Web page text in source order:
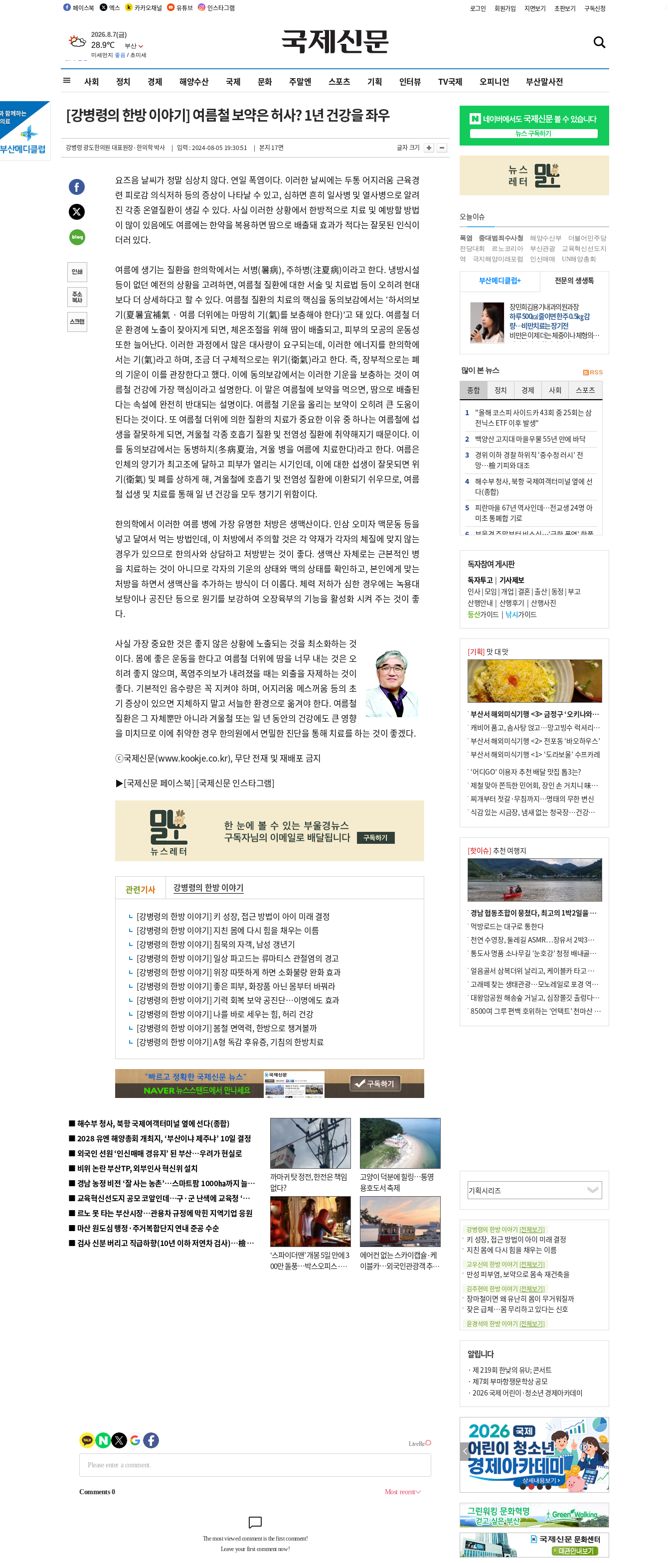
페이스북 엑스 카카오채널 유튜브 인스타그램 로그인 회원가입 지면보기 초판보기 구독신청
사회 정치 경제 해양수산 국제 문화 주말엔 스포츠 기획 인터뷰 TV국제 오피니언 부산말사전
[강병령의 한방 이야기] 여름철 보약은 허사? 1년 건강을 좌우
강병령 광도한의원 대표원장·한의학 박사 | 입력 : 2024-08-05 19:30:51 | 본지 17면 글자 크기
요즈음 날씨가 정말 심상치 않다. 연일 폭염이다. 이러한 날씨에는 두통 어지러움 근육경
련 피로감 의식저하 등의 증상이 나타날 수 있고, 심하면 흔히 일사병 및 열사병으로 알려
진 각종 온열질환이 생길 수 있다. 사실 이러한 상황에서 한방적으로 치료 및 예방할 방법
이 많이 있음에도 여름에는 한약을 복용하면 땀으로 배출돼 효과가 적다는 잘못된 인식이
더러 있다.
여름에 생기는 질환을 한의학에서는 서병(暑病), 주하병(注夏病)이라고 한다. 냉방시설
등이 없던 예전의 상황을 고려하면, 여름철 질환에 대한 서술 및 치료법 등이 오히려 현대
보다 더 상세하다고 할 수 있다. 여름철 질환의 치료의 핵심을 동의보감에서는 ‘하서의보
기(夏暑宜補氣 · 여름 더위에는 마땅히 기(氣)를 보충해야 한다)’고 돼 있다. 여름철 더
운 환경에 노출이 잦아지게 되면, 체온조절을 위해 땀이 배출되고, 피부의 모공의 운동성
또한 늘어난다. 이러한 과정에서 많은 대사량이 요구되는데, 이러한 에너지를 한의학에
서는 기(氣)라고 하며, 조금 더 구체적으로는 위기(衛氣)라고 한다. 즉, 장부적으로는 폐
의 기운이 이를 관장한다고 했다. 이에 동의보감에서는 이러한 기운을 보충하는 것이 여
름철 건강에 가장 핵심이라고 설명한다. 이 말은 여름철에 보약을 먹으면, 땀으로 배출된
다는 속설에 완전히 반대되는 설명이다. 여름철 기운을 올리는 보약이 오히려 큰 도움이
된다는 것이다. 또 여름철 더위에 의한 질환의 치료가 중요한 이유 중 하나는 여름철에 섭
생을 잘못하게 되면, 겨울철 각종 호흡기 질환 및 전염성 질환에 취약해지기 때문이다. 이
를 동의보감에서는 동병하치(冬病夏治, 겨울 병을 여름에 치료한다)라고 한다. 여름은
인체의 양기가 최고조에 달하고 피부가 열리는 시기인데, 이에 대한 섭생이 잘못되면 위
기(衛氣) 및 폐를 상하게 해, 겨울철에 호흡기 및 전염성 질환에 이환되기 쉬우므로, 여름
철 섭생 및 치료를 통해 일 년 건강을 모두 챙기기 위함이다.
한의학에서 이러한 여름 병에 가장 유명한 처방은 생맥산이다. 인삼 오미자 맥문동 등을
넣고 달여서 먹는 방법인데, 이 처방에서 주의할 것은 각 약재가 각자의 체질에 맞지 않는
경우가 있으므로 한의사와 상담하고 처방받는 것이 좋다. 생맥산 자체로는 근본적인 병
을 치료하는 것이 아니므로 각자의 기운의 상태와 맥의 상태를 확인하고, 본인에게 맞는
처방을 하면서 생맥산을 추가하는 방식이 더 이롭다. 체력 저하가 심한 경우에는 녹용대
보탕이나 공진단 등으로 원기를 보강하여 오장육부의 기능을 활성화 시켜 주는 것이 좋
다.
사실 가장 중요한 것은 좋지 않은 상황에 노출되는 것을 최소화하는 것
이다. 몸에 좋은 운동을 한다고 여름철 더위에 땀을 너무 내는 것은 오
히려 좋지 않으며, 폭염주의보가 내려졌을 때는 외출을 자제하는 것이
좋다. 기본적인 음수량은 꼭 지켜야 하며, 어지러움 메스꺼움 등의 초
기 증상이 있으면 지체하지 말고 서늘한 환경으로 옮겨야 한다. 여름철
질환은 그 자체뿐만 아니라 겨울철 또는 일 년 동안의 건강에도 큰 영향
을 미치므로 이에 취약한 경우 한의원에서 면밀한 진단을 통해 치료를 하는 것이 좋겠다.
ⓒ국제신문(www.kookje.co.kr), 무단 전재 및 재배포 금지
▶[국제신문 페이스북] [국제신문 인스타그램]
관련기사 강병령의 한방 이야기
[강병령의 한방 이야기] 키 성장, 접근 방법이 아이 미래 결정
[강병령의 한방 이야기] 지친 몸에 다시 힘을 채우는 이름
[강병령의 한방 이야기] 침묵의 자객, 남성 갱년기
[강병령의 한방 이야기] 일상 파고드는 류마티스 관절염의 경고
[강병령의 한방 이야기] 위장 따뜻하게 하면 소화불량 완화 효과
[강병령의 한방 이야기] 좋은 피부, 화장품 아닌 몸부터 바꿔라
[강병령의 한방 이야기] 기력 회복 보약 공진단…이명에도 효과
[강병령의 한방 이야기] 나를 바로 세우는 힘, 허리 건강
[강병령의 한방 이야기] 봄철 면역력, 한방으로 챙겨볼까
[강병령의 한방 이야기] A형 독감 후유증, 기침의 한방치료
■ 해수부 청사, 북항 국제여객터미널 옆에 선다(종합)
■ 2028 유엔 해양총회 개최지, ‘부산이냐 제주냐’ 10일 결정
■ 외국인 선원 ‘인신매매 경유지’ 된 부산…우려가 현실로
■ 비위 논란 부산TP, 외부인사 혁신위 설치
■ 경남 농정 비전 ‘잘 사는 농촌’…스마트팜 1000㏊까지 늘린다
■ 교육혁신선도지 공모 코앞인데…구·군 난색에 교육청 ‘쩔쩔’
■ 르노 못 타는 부산시장…관용차 규정에 막힌 지역기업 응원
■ 마산 원도심 행정·주거복합단지 연내 준공 수순
■ 검사 신분 버리고 직급하향(10년 이하 저연차 검사)…檢 중수청행 기피
까마귀 탓 정전, 한전은 책임
없다?
고양이 덕분에 힐링…통영
용호도서 축제
‘스파이더맨’ 개봉 5일 만에 3
00만 돌풍…박스오피스·예
에어컨 없는 스카이캡슐·케
이블카…외국인관광객 추억
오늘이슈
폭염 중대범죄수사청 해양수산부
더불어민주당
전당대회
르노코리아 부산관광
교육혁신선도지
역
극지해양미래포럼 인신매매 UN해양총회
부산메디클럽+ 전문의 생생톡
장민희김용기내과의원과장
하루 500㎉ 줄이면 한주 0.5㎏ 감
량…비만치료는 장기전
비만은 이제 더는 체중이나 체형의 문
제가 아니다. 하나의 질병으로 인지
하고 치료와 관리를 해야 한다. 세계
많이 본 뉴스
종합 정치 경제 사회 스포츠
1
"올해 코스피 사이드카 43회 중 25회는 삼
전닉스 ETF 이후 발생"
2
백양산 고지대 마을우물 55년 만에 바닥
3
경위 이하 경찰 하위직 ‘중수청 러시’ 전
망…檢 기피와 대조
4
해수부 청사, 북항 국제여객터미널 옆에 선
다(종합)
5
피란마을 67년 역사인데…전교생 24명 아
미초 통폐합 기로
6
부울경 주말부터 비소식…‘극한 폭염’ 한풀
7
“낙동강권 삼락·을숙도·다대포 연결해 서
부산 관광 키우자”
8
오늘의 날씨- 2026년 8월 7일
9
외국인 선원 ‘인신매매 경유지’ 된 부산…
우려가 현실로
10 [사설] 해수부 신청사 북항으로 확정, 해양
수도 도약의 전환점
독자참여 게시판
독자투고| 기사제보
인사|모임 | 개업 | 결혼|출산|동정 |부고
산행안내 | 산행후기 | 산행사진
등산가이드| 낚시가이드
[기획] 맛 대 맛
부산서 해외미식기행 <3> 금정구 ‘오키나와키친’
캐비어 품고, 솜사탕 얹고…망고빙수 럭셔리한 진화
부산서 해외미식기행 <2> 전포동 ‘바오하우스’
부산서 해외미식기행 <1> ‘도라보울’ 수프카레
‘어디GO’ 이용자 추천 배달 맛집 톱3는?
제철 맞아 쫀득한 민어회, 장인 손 거치니 味친 한상
찌개부터 젓갈·무침까지…명태의 무한 변신
식감 있는 시금장, 냄새 없는 청국장…건강한 발효 밥상
[핫이슈] 추천 여행지
경남 협동조합이 뭉쳤다, 최고의 1박2일을 위해
먹방로드는 대구로 통한다
천연 수영장, 둘레길 ASMR…장유서 2박3일 소확행
통도사 명품 소나무길 ‘눈호강’ 청정 배내골서 더위 싹
얼음골서 삼복더위 날리고, 케이블카 타고 신선놀음
고래떼 찾는 생태관광…모노레일로 포경 역사여행
대왕암공원 해송숲 거닐고, 심장쫄깃 출렁다리 건너봐
8500여 그루 편백 호위하는 ‘언택트’ 천마산 산림욕장
강병령의 한방 이야기 [전체보기]
키 성장, 접근 방법이 아이 미래 결정
지친 몸에 다시 힘을 채우는 이름
고우신의 한방 이야기 [전체보기]
만성 피부염, 보약으로 몸속 재건축을
김주현의 한방 이야기 [전체보기]
장마철이면 왜 유난히 몸이 무거워질까
잦은 급체…몸 무리하고 있다는 신호
윤경석의 한방 이야기 [전체보기]
땀 멈추려 하지 말고 원인부터 찾아야
손 떨림, 늙음 증거일까 질병 신호일까
윤화정의 한방 이야기
냉기 직접 닿으면 ‘구안와사’ 위험
의료 다이제스트[전체보기]
환자경험평가 지역 1위·전국 2위 外
이유림의 한방 이야기[전체보기]
한방치료, 통증 관리의 새 해법
정영자 시민기자의 웰니스 [전체보기]
습한 여름…몸 깨우는 ‘순환 처방전’
자연·쉼에서 찾는 ‘웰니스 처방전’
조성우의 한방 이야기[전체보기]
봄의 설렘보다 먼저 내 몸의 달램
진료실에서[전체보기]
B형 간염은 ‘간암 시한폭탄’…비활동기 환자도 꼭 6개월 주기 검사
최수지의 한방 이야기 [전체보기]
‘생리 안 해서 편하다’는 위험한 착각
알립니다
· 제 219회 한낮의 유U; 콘서트
· 제7회 부마항쟁문학상 공모
· 2026 국제 어린이·청소년 경제아카데미